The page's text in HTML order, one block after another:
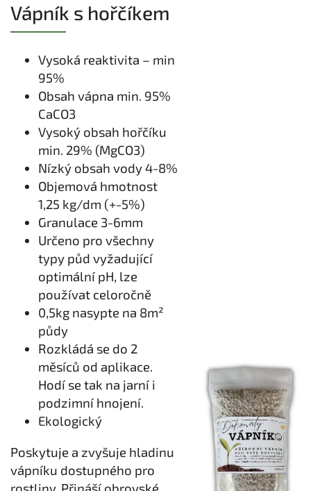
Vápník s hořčíkem
Vysoká reaktivita – min
95%
Obsah vápna min. 95%
CaCO3
Vysoký obsah hořčíku
min. 29% (MgCO3)
Nízký obsah vody 4-8%
Objemová hmotnost
1,25 kg/dm (+-5%)
Granulace 3-6mm
Určeno pro všechny
typy půd vyžadující
optimální pH, lze
používat celoročně
0,5kg nasypte na 8m²
půdy
Rozkládá se do 2
měsíců od aplikace.
Hodí se tak na jarní i
podzimní hnojení.
Ekologický
Poskytuje a zvyšuje hladinu
vápníku dostupného pro